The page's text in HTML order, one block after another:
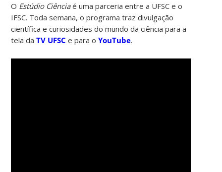
O Estúdio Ciênciaé uma parceria entre a UFSC e o
IFSC. Toda semana, o programa traz divulgação
científica e curiosidades do mundo da ciência para a
tela daTV UFSC e para oYouTube.